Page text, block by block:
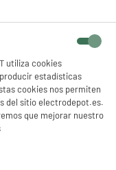
PREGUNTAS /
RESPUESTAS
utiliza cookies
estadísticas
cookies nos permiten
del sitio electrodepot.es.
que mejorar nuestro